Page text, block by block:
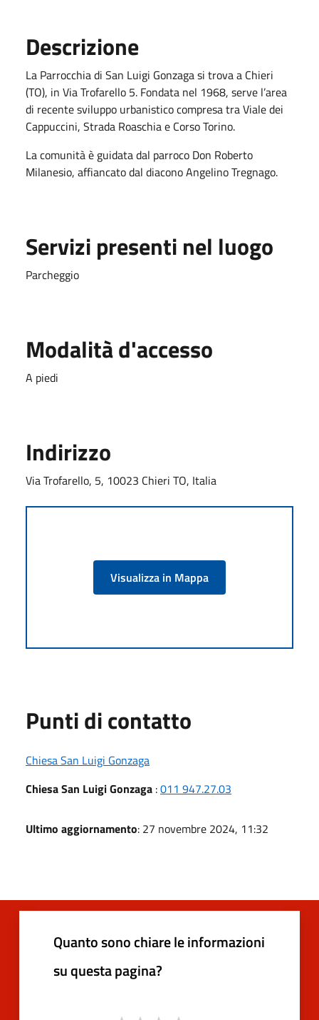
Descrizione
La Parrocchia di San Luigi Gonzaga si trova a Chieri
(TO), in Via Trofarello 5. Fondata nel 1968, serve l’area
di recente sviluppo urbanistico compresa tra Viale dei
Cappuccini, Strada Roaschia e Corso Torino.
La comunità è guidata dal parroco Don Roberto
Milanesio, affiancato dal diacono Angelino Tregnago.
Servizi presenti nel luogo
Parcheggio
Modalità d'accesso
A piedi
Indirizzo
Via Trofarello, 5, 10023 Chieri TO, Italia
Visualizza in Mappa
Punti di contatto
Chiesa San Luigi Gonzaga
Chiesa San Luigi Gonzaga :011 947.27.03
Ultimo aggiornamento: 27 novembre 2024, 11:32
Quanto sono chiare le informazioni
su questa pagina?